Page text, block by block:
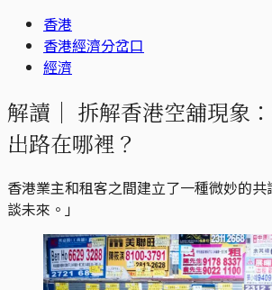
香港
香港經濟分岔口
經濟
解讀｜ 拆解香港空舖現象
出路在哪裡？
香港業主和租客之間建立了一種微妙的
談未來。」